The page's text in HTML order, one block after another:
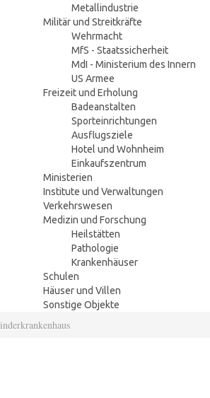
Metallindustrie
Militär und Streitkräfte
Wehrmacht
MfS - Staatssicherheit
MdI - Ministerium des Innern
US Armee
Freizeit und Erholung
Badeanstalten
Sporteinrichtungen
Ausflugsziele
Hotel und Wohnheim
Einkaufszentrum
Ministerien
Institute und Verwaltungen
Verkehrswesen
Medizin und Forschung
Heilstätten
Pathologie
Krankenhäuser
Schulen
Häuser und Villen
Sonstige Objekte